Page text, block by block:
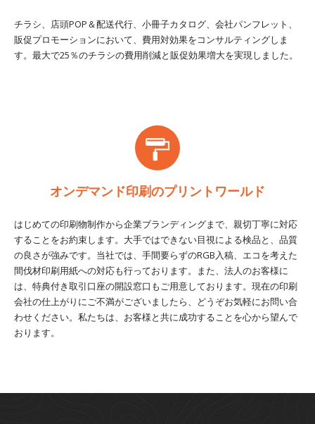
チラシ、店頭POP＆配送代行、小冊子カタログ、会社パンフレット、
販促プロモーションにおいて、費用対効果をコンサルティングしま
す。最大で25％のチラシの費用削減と販促効果増大を実現しました。
オンデマンド印刷のプリントワールド
はじめての印刷物制作から企業ブランディングまで、親切丁寧に対応
することをお約束します。大手ではできない目視による検品と、品質
の良さが強みです。当社では、手間要らずのRGB入稿、エコを考えた
間伐材印刷用紙への対応も行っております。また、法人のお客様に
は、特典付き取引口座の開設窓口もご用意しております。現在の印刷
会社の仕上がりにご不満がございましたら、どうぞお気軽にお問い合
わせください。私たちは、お客様と共に成功することを心から望んで
おります。